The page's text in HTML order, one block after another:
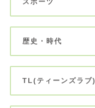
歴史・時代
TL(ティーンズラブ)